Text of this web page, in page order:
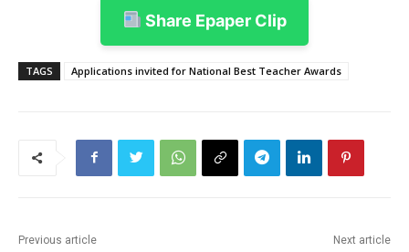
Share Epaper Clip
TAGS Applications invited for National Best Teacher Awards
Previous article Next article